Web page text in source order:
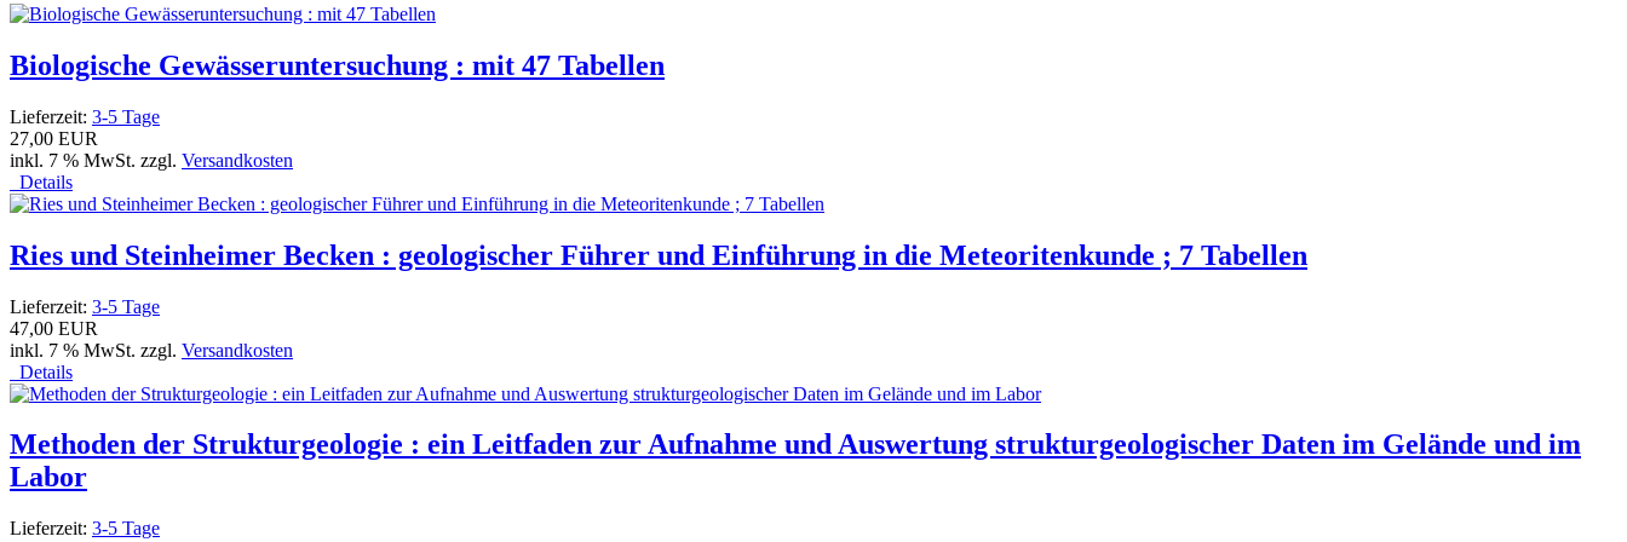
Biologische Gewässeruntersuchung : mit 47 Tabellen
Lieferzeit: 3-5 Tage
27,00 EUR
inkl. 7 % MwSt. zzgl. Versandkosten
Details
Ries und Steinheimer Becken : geologischer Führer und Einführung in die Meteoritenkunde ; 7 Tabellen
Lieferzeit: 3-5 Tage
47,00 EUR
inkl. 7 % MwSt. zzgl. Versandkosten
Details
Methoden der Strukturgeologie : ein Leitfaden zur Aufnahme und Auswertung strukturgeologischer Daten im Gelände und im
Labor
Lieferzeit: 3-5 Tage